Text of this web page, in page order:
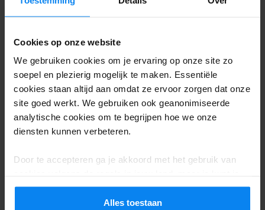
Cookies op onze website
We gebruiken cookies om je ervaring op onze site zo
soepel en plezierig mogelijk te maken. Essentiële
cookies staan altijd aan omdat ze ervoor zorgen dat onze
site goed werkt. We gebruiken ook geanonimiseerde
analytische cookies om te begrijpen hoe we onze
diensten kunnen verbeteren.
Door te accepteren ga je akkoord met het gebruik van
instellingen op elk moment aanpassen. Bekijk voor alle
Privacybeleid.
Alles toestaan